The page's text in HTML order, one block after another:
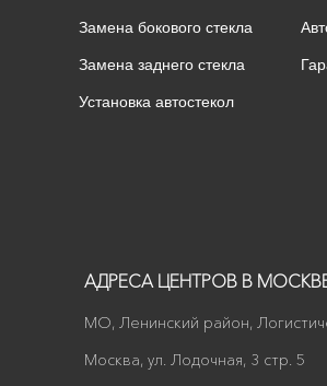
Замена бокового стекла
Замена заднего стекла
Установка автостекол
АДРЕСА ЦЕНТРОВ В
МО, Ленинский район,
Москва, ул. Лодочная, 3 стр. 5